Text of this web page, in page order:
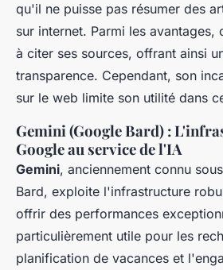
qu'il ne puisse pas résumer des
sur internet. Parmi les avantages,
à citer ses sources, offrant ainsi
transparence. Cependant, son
sur le web limite son utilité dans
Gemini (Google Bard) :
Google au service de l'IA
Gemini, anciennement connu
Bard, exploite l'infrastructure
offrir des performances
particulièrement utile pour les
planification de vacances et